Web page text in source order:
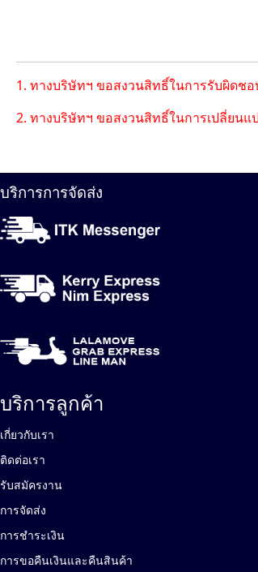
1. ทางบริษัทฯ ขอสงวนสิทธิ์ในการรับผิดช
2. ทางบริษัทฯ ขอสงวนสิทธิ์ในการเปลี่ยน
บริการการจัดส่ง
บริการลูกค้า
เกี่ยวกับเรา
ติดต่อเรา
รับสมัครงาน
การจัดส่ง
การชำระเงิน
การขอคืนเงินและคืนสินค้า